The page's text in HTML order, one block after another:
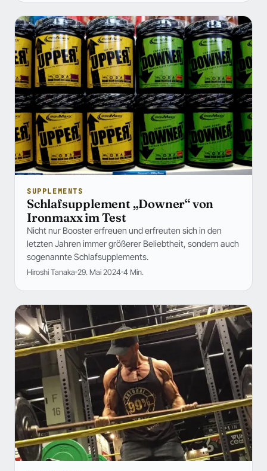
SUPPLEMENTS
Schlafsupplement „Downer“ von
Ironmaxx im Test
Nicht nur Booster erfreuen und erfreuten sich in den
letzten Jahren immer größerer Beliebtheit, sondern auch
sogenannte Schlafsupplements.
Hiroshi Tanaka 29. Mai 2024 4 Min.